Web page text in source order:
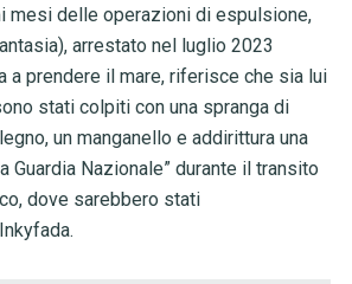
mesi delle operazioni di espulsione,
arrestato nel luglio 2023
a prendere il mare, riferisce che sia lui
stati colpiti con una spranga di
un manganello e addirittura una
Guardia Nazionale” durante il transito
dove sarebbero stati